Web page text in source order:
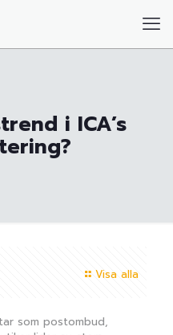
i ICA’s
Visa alla
som postombud,